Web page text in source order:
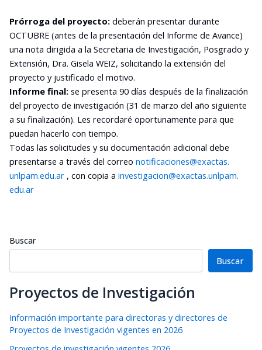
Prórroga del proyecto: deberán presentar durante
OCTUBRE (antes de la presentación del Informe de Avance)
una nota dirigida a la Secretaria de Investigación, Posgrado y
Extensión, Dra. Gisela WEIZ, solicitando la extensión del
proyecto y justificado el motivo.
Informe final: se presenta 90 días después de la finalización
del proyecto de investigación (31 de marzo del año siguiente
a su finalización). Les recordaré oportunamente para que
puedan hacerlo con tiempo.
Todas las solicitudes y su documentación adicional debe
presentarse a través del correo notificaciones@exactas.
unlpam.edu.ar , con copia a investigacion@exactas.unlpam.
edu.ar
Buscar
Buscar
Proyectos de Investigación
Información importante para directoras y directores de
Proyectos de Investigación vigentes en 2026